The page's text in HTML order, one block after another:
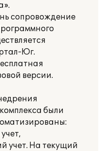
сопровождение
Юг.
версии.
были
учет. На текущий